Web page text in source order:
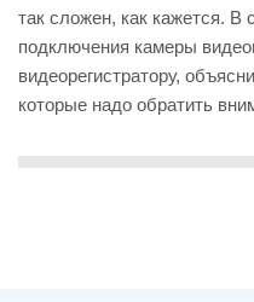
так сложен, как кажется. В
подключения камеры
видеорегистратору,
которые надо обратить